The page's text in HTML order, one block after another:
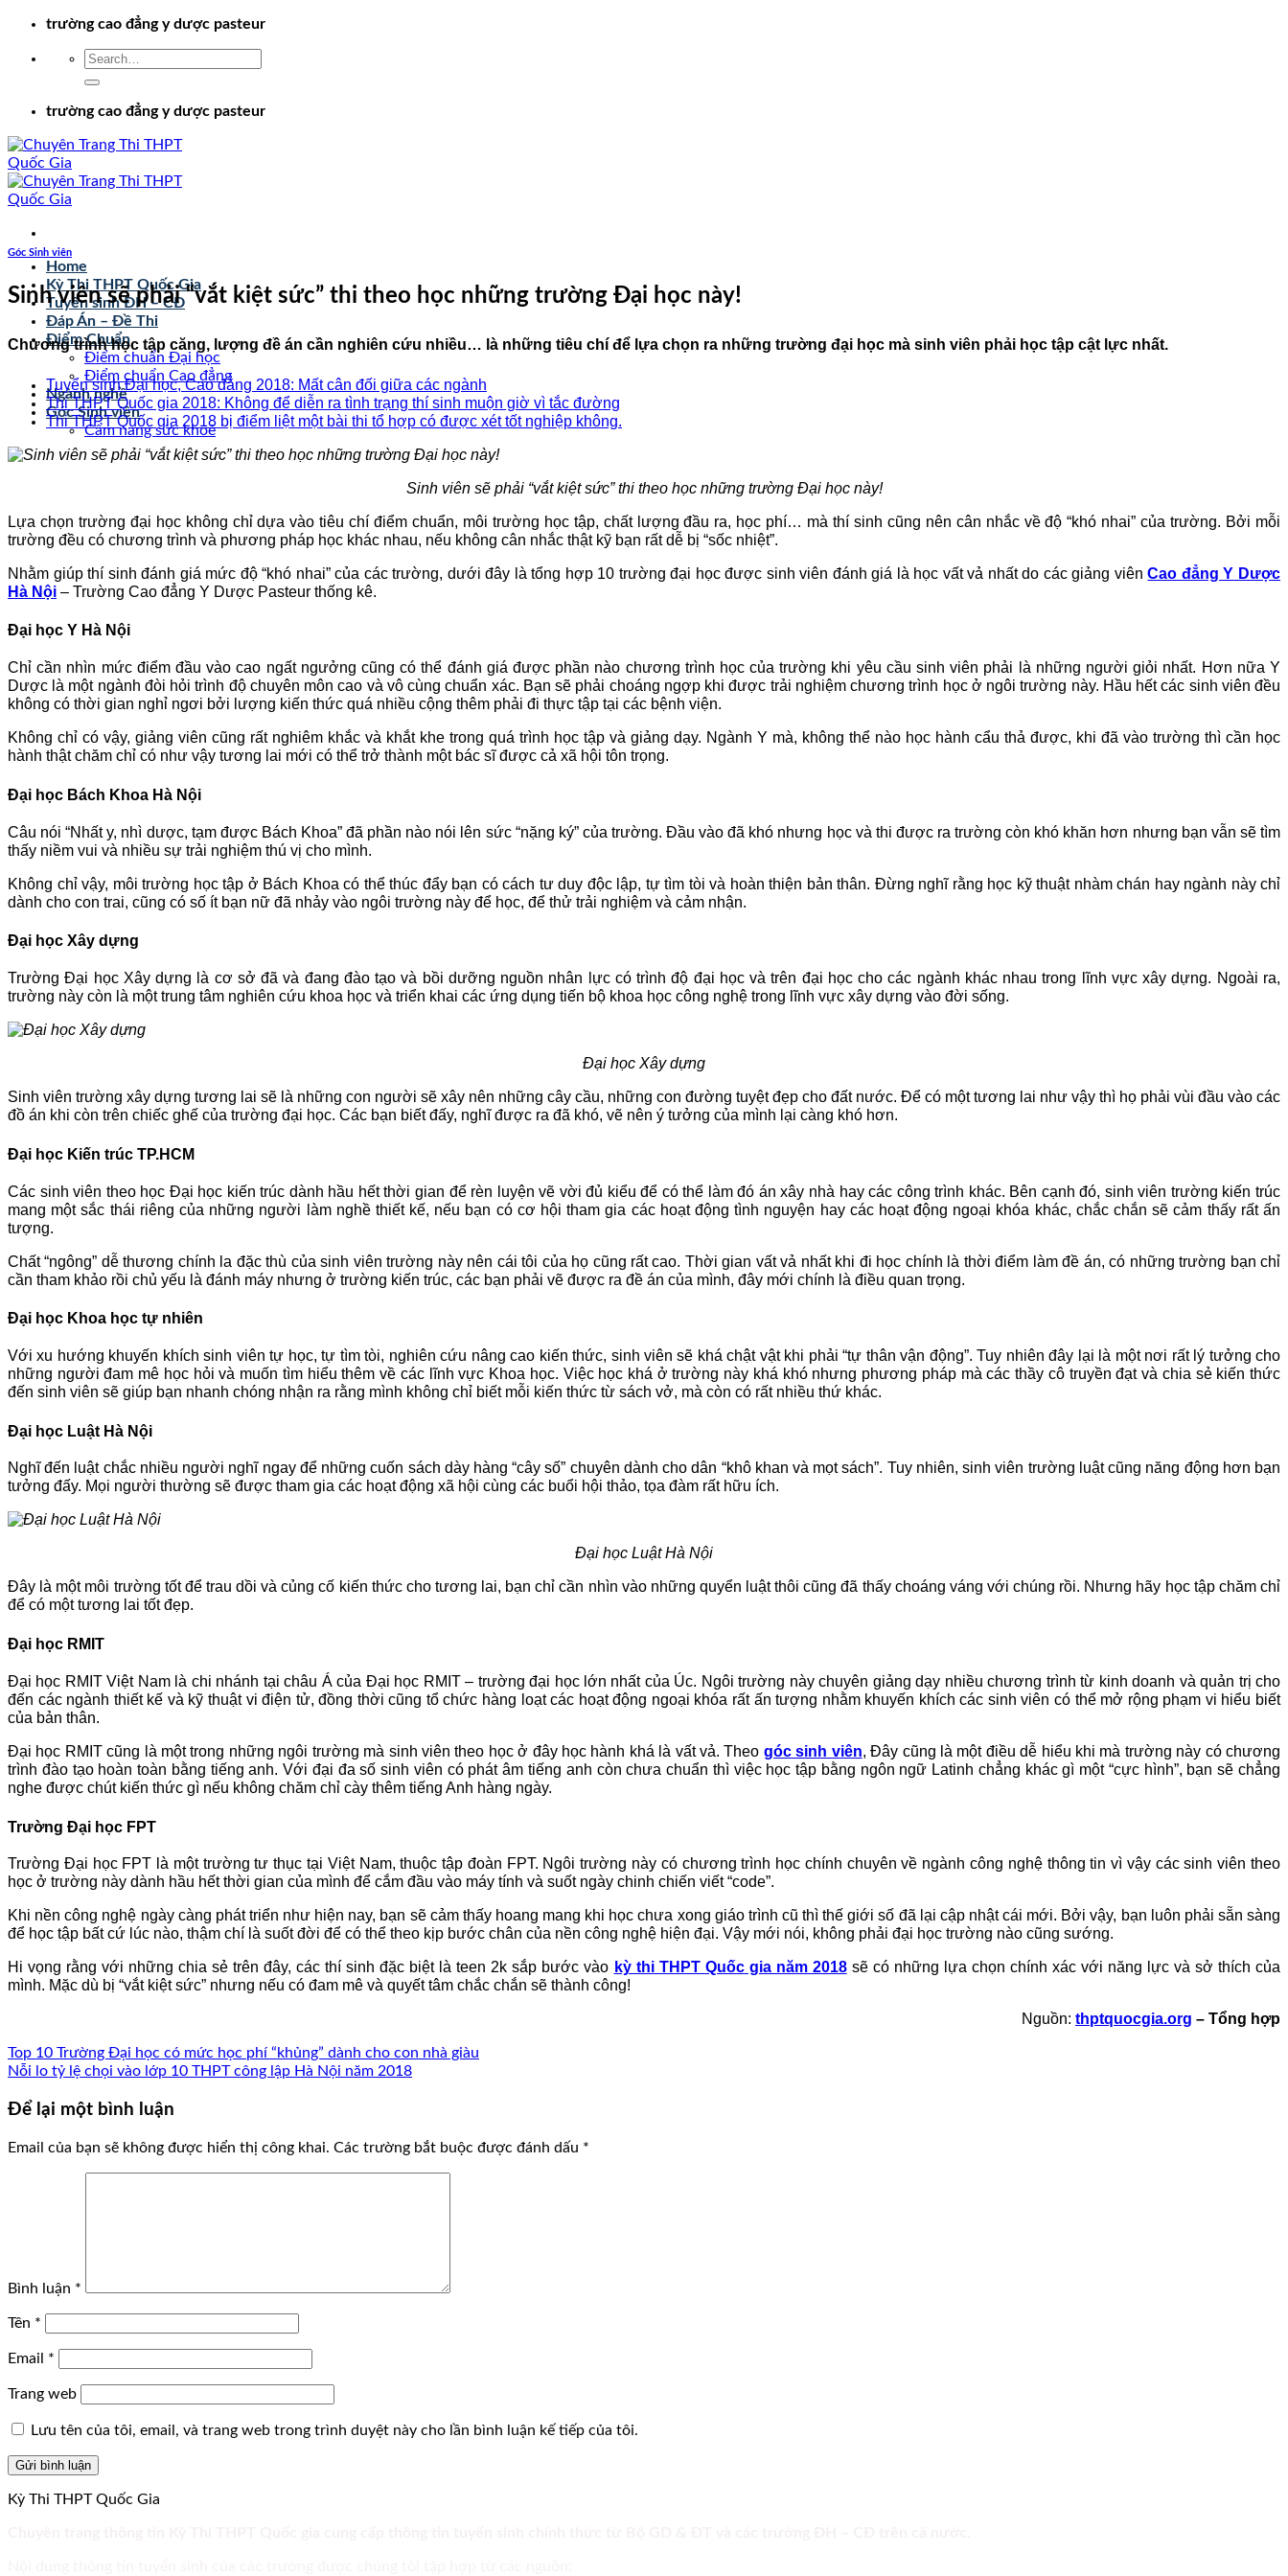
Chuyểntrường cao đẳng y dược pasteur
trường cao đẳng y dược pasteur
Home
Kỳ Thi THPT Quốc Gia
Tuyển sinh ĐH – CĐ
Đáp Án – Đề Thi
Điểm Chuẩn
Điểm chuẩn Đại học
Điểm chuẩn Cao đẳng
Ngành nghề
Góc Sinh viên
Cẩm nang sức khoẻ
Góc Sinh viên
Sinh viên sẽ phải “vắt kiệt sức” thi theo học những trường Đại học này!
Chương trình học tập căng, lượng đề án cần nghiên cứu nhiều… là những tiêu chí để lựa chọn ra những trường đại học mà sinh viên phải học tập cật lực nhất.
Tuyển sinh Đại học, Cao đẳng 2018: Mất cân đối giữa các ngành
Thi THPT Quốc gia 2018: Không để diễn ra tình trạng thí sinh muộn giờ vì tắc đường
Thi THPT Quốc gia 2018 bị điểm liệt một bài thi tổ hợp có được xét tốt nghiệp không.
Sinh viên sẽ phải “vắt kiệt sức” thi theo học những trường Đại học này!
Lựa chọn trường đại học không chỉ dựa vào tiêu chí điểm chuẩn, môi trường học tập, chất lượng đầu ra, học phí… mà thí sinh cũng nên cân nhắc về độ “khó nhai” của trường. Bởi mỗi
trường đều có chương trình và phương pháp học khác nhau, nếu không cân nhắc thật kỹ bạn rất dễ bị “sốc nhiệt”.
Nhằm giúp thí sinh đánh giá mức độ “khó nhai” của các trường, dưới đây là tổng hợp 10 trường đại học được sinh viên đánh giá là học vất vả nhất do các giảng viênCao đẳng Y Dược
Hà Nội – Trường Cao đẳng Y Dược Pasteur thống kê.
Đại học Y Hà Nội
Chỉ cần nhìn mức điểm đầu vào cao ngất ngưởng cũng có thể đánh giá được phần nào chương trình học của trường khi yêu cầu sinh viên phải là những người giỏi nhất. Hơn nữa Y
Dược là một ngành đòi hỏi trình độ chuyên môn cao và vô cùng chuẩn xác. Bạn sẽ phải choáng ngợp khi được trải nghiệm chương trình học ở ngôi trường này. Hầu hết các sinh viên đều
không có thời gian nghỉ ngơi bởi lượng kiến thức quá nhiều cộng thêm phải đi thực tập tại các bệnh viện.
Không chỉ có vậy, giảng viên cũng rất nghiêm khắc và khắt khe trong quá trình học tập và giảng dạy. Ngành Y mà, không thể nào học hành cẩu thả được, khi đã vào trường thì cần học
hành thật chăm chỉ có như vậy tương lai mới có thể trở thành một bác sĩ được cả xã hội tôn trọng.
Đại học Bách Khoa Hà Nội
Câu nói “Nhất y, nhì dược, tạm được Bách Khoa” đã phần nào nói lên sức “nặng ký” của trường. Đầu vào đã khó nhưng học và thi được ra trường còn khó khăn hơn nhưng bạn vẫn sẽ tìm
thấy niềm vui và nhiều sự trải nghiệm thú vị cho mình.
Không chỉ vậy, môi trường học tập ở Bách Khoa có thể thúc đẩy bạn có cách tư duy độc lập, tự tìm tòi và hoàn thiện bản thân. Đừng nghĩ rằng học kỹ thuật nhàm chán hay ngành này chỉ
dành cho con trai, cũng có số ít bạn nữ đã nhảy vào ngôi trường này để học, để thử trải nghiệm và cảm nhận.
Đại học Xây dựng
Trường Đại học Xây dựng là cơ sở đã và đang đào tạo và bồi dưỡng nguồn nhân lực có trình độ đại học và trên đại học cho các ngành khác nhau trong lĩnh vực xây dựng. Ngoài ra,
trường này còn là một trung tâm nghiên cứu khoa học và triển khai các ứng dụng tiến bộ khoa học công nghệ trong lĩnh vực xây dựng vào đời sống.
Đại học Xây dựng
Sinh viên trường xây dựng tương lai sẽ là những con người sẽ xây nên những cây cầu, những con đường tuyệt đẹp cho đất nước. Để có một tương lai như vậy thì họ phải vùi đầu vào các
đồ án khi còn trên chiếc ghế của trường đại học. Các bạn biết đấy, nghĩ được ra đã khó, vẽ nên ý tưởng của mình lại càng khó hơn.
Đại học Kiến trúc TP.HCM
Các sinh viên theo học Đại học kiến trúc dành hầu hết thời gian để rèn luyện vẽ vời đủ kiểu để có thể làm đó án xây nhà hay các công trình khác. Bên cạnh đó, sinh viên trường kiến trúc
mang một sắc thái riêng của những người làm nghề thiết kế, nếu bạn có cơ hội tham gia các hoạt động tình nguyện hay các hoạt động ngoại khóa khác, chắc chắn sẽ cảm thấy rất ấn
tượng.
Chất “ngông” dễ thương chính la đặc thù của sinh viên trường này nên cái tôi của họ cũng rất cao. Thời gian vất vả nhất khi đi học chính là thời điểm làm đề án, có những trường bạn chỉ
cần tham khảo rồi chủ yếu là đánh máy nhưng ở trường kiến trúc, các bạn phải vẽ được ra đề án của mình, đây mới chính là điều quan trọng.
Đại học Khoa học tự nhiên
Với xu hướng khuyến khích sinh viên tự học, tự tìm tòi, nghiên cứu nâng cao kiến thức, sinh viên sẽ khá chật vật khi phải “tự thân vận động”. Tuy nhiên đây lại là một nơi rất lý tưởng cho
những người đam mê học hỏi và muốn tìm hiểu thêm về các lĩnh vực Khoa học. Việc học khá ở trường này khá khó nhưng phương pháp mà các thầy cô truyền đạt và chia sẻ kiến thức
đến sinh viên sẽ giúp bạn nhanh chóng nhận ra rằng mình không chỉ biết mỗi kiến thức từ sách vở, mà còn có rất nhiều thứ khác.
Đại học Luật Hà Nội
Nghĩ đến luật chắc nhiều người nghĩ ngay để những cuốn sách dày hàng “cây số” chuyên dành cho dân “khô khan và mọt sách”. Tuy nhiên, sinh viên trường luật cũng năng động hơn bạn
tưởng đấy. Mọi người thường sẽ được tham gia các hoạt động xã hội cùng các buổi hội thảo, tọa đàm rất hữu ích.
Đại học Luật Hà Nội
Đây là một môi trường tốt để trau dồi và củng cố kiến thức cho tương lai, bạn chỉ cần nhìn vào những quyển luật thôi cũng đã thấy choáng váng với chúng rồi. Nhưng hãy học tập chăm chỉ
để có một tương lai tốt đẹp.
Đại học RMIT
Đại học RMIT Việt Nam là chi nhánh tại châu Á của Đại học RMIT – trường đại học lớn nhất của Úc. Ngôi trường này chuyên giảng dạy nhiều chương trình từ kinh doanh và quản trị cho
đến các ngành thiết kế và kỹ thuật vi điện tử, đồng thời cũng tổ chức hàng loạt các hoạt động ngoại khóa rất ấn tượng nhằm khuyến khích các sinh viên có thể mở rộng phạm vi hiểu biết
của bản thân.
Đại học RMIT cũng là một trong những ngôi trường mà sinh viên theo học ở đây học hành khá là vất vả. Theo góc sinh viên, Đây cũng là một điều dễ hiểu khi mà trường này có chương
trình đào tạo hoàn toàn bằng tiếng anh. Với đại đa số sinh viên có phát âm tiếng anh còn chưa chuẩn thì việc học tập bằng ngôn ngữ Latinh chẳng khác gì một “cực hình”, bạn sẽ chẳng
nghe được chút kiến thức gì nếu không chăm chỉ cày thêm tiếng Anh hàng ngày.
Trường Đại học FPT
Trường Đại học FPT là một trường tư thục tại Việt Nam, thuộc tập đoàn FPT. Ngôi trường này có chương trình học chính chuyên về ngành công nghệ thông tin vì vậy các sinh viên theo
học ở trường này dành hầu hết thời gian của mình để cắm đầu vào máy tính và suốt ngày chinh chiến viết “code”.
Khi nền công nghệ ngày càng phát triển như hiện nay, bạn sẽ cảm thấy hoang mang khi học chưa xong giáo trình cũ thì thế giới số đã lại cập nhật cái mới. Bởi vậy, bạn luôn phải sẵn sàng
để học tập bất cứ lúc nào, thậm chí là suốt đời để có thể theo kịp bước chân của nền công nghệ hiện đại. Vậy mới nói, không phải đại học trường nào cũng sướng.
Hi vọng rằng với những chia sẻ trên đây, các thí sinh đặc biệt là teen 2k sắp bước vào kỳ thi THPT Quốc gia năm 2018sẽ có những lựa chọn chính xác với năng lực và sở thích của
mình. Mặc dù bị “vắt kiệt sức” nhưng nếu có đam mê và quyết tâm chắc chắn sẽ thành công!
Nguồn: thptquocgia.org – Tổng hợp
Top 10 Trường Đại học có mức học phí “khủng” dành cho con nhà giàu
Nỗi lo tỷ lệ chọi vào lớp 10 THPT công lập Hà Nội năm 2018
Để lại một bình luận
Email của bạn sẽ không được hiển thị công khai. Các trường bắt buộc được đánh dấu *
Bình luận *
Tên *
Email *
Trang web
Lưu tên của tôi, email, và trang web trong trình duyệt này cho lần bình luận kế tiếp của tôi.
Kỳ Thi THPT Quốc Gia